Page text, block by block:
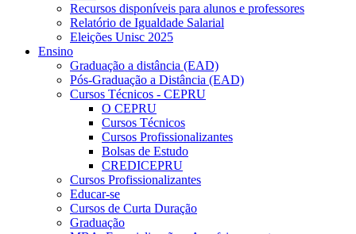
Recursos disponíveis para alunos e professores
Relatório de Igualdade Salarial
Eleições Unisc 2025
Ensino
Graduação a distância (EAD)
Pós-Graduação a Distância (EAD)
Cursos Técnicos - CEPRU
O CEPRU
Cursos Técnicos
Cursos Profissionalizantes
Bolsas de Estudo
CREDICEPRU
Cursos Profissionalizantes
Educar-se
Cursos de Curta Duração
Graduação